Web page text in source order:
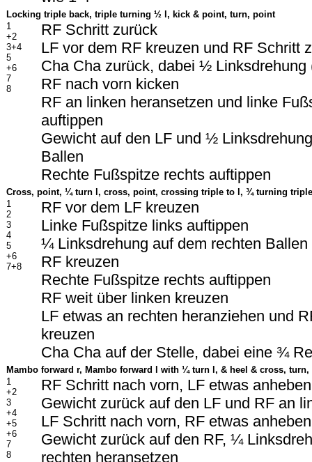
Locking triple back, triple turning ½ l, kick & point, turn, point
1
+2
3+4
5
+6
7
8
RF Schritt zurück
LF vor dem RF kreuzen und RF Schritt
Cha Cha zurück, dabei ½ Linksdrehung
RF nach vorn kicken
RF an linken heransetzen und linke
auftippen
Gewicht auf den LF und ½
Ballen
Rechte Fußspitze rechts auftippen
Cross, point, ¼ turn l, cross, point, crossing triple to l, ¾ turning
1
2
3
4
5
+6
7+8
RF vor dem LF kreuzen
Linke Fußspitze links auftippen
¼ Linksdrehung auf dem rechten Ballen
RF kreuzen
Rechte Fußspitze rechts auftippen
RF weit über linken kreuzen
LF etwas an rechten heranziehen und
kreuzen
Cha Cha auf der Stelle, dabei eine ¾
Mambo forward r, Mambo forward l with ¼ turn l, & heel & cross, turn,
1
+2
3
+4
+5
+6
7
8
RF Schritt nach vorn, LF etwas anheben
Gewicht zurück auf den LF und RF an
LF Schritt nach vorn, RF etwas anheben
Gewicht zurück auf den RF, ¼
rechten heransetzen